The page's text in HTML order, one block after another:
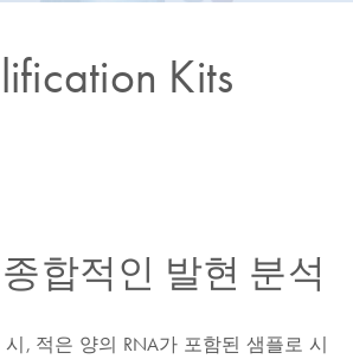
Kits
합적인 발현 분석
시, 적은 양의 RNA가 포함된 샘플로 시